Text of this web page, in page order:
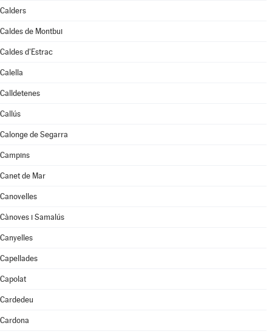
Calders
Caldes de Montbui
Caldes d'Estrac
Calella
Calldetenes
Callús
Calonge de Segarra
Campins
Canet de Mar
Canovelles
Cànoves i Samalús
Canyelles
Capellades
Capolat
Cardedeu
Cardona